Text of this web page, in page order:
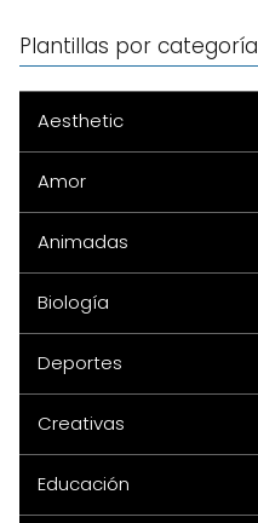
Plantillas por categoría
Aesthetic
Amor
Animadas
Biología
Deportes
Creativas
Educación